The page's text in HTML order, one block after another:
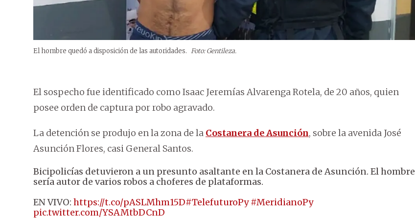
El hombre quedó a disposición de las autoridades. Foto: Gentileza.
El sospecho fue identificado como Isaac Jeremías Alvarenga Rotela, de 20 años, quien
posee orden de captura por robo agravado.
La detención se produjo en la zona de la Costanera de Asunción, sobre la avenida José
Asunción Flores, casi General Santos.
Bicipolicías detuvieron a un presunto asaltante en la Costanera de Asunción. El hombre
sería autor de varios robos a choferes de plataformas.
EN VIVO: https://t.co/pASLMhm15D#TelefuturoPy #MeridianoPy
pic.twitter.com/YSAMtbDCnD